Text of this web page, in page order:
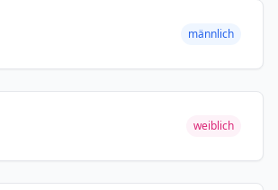
männlich
weiblich